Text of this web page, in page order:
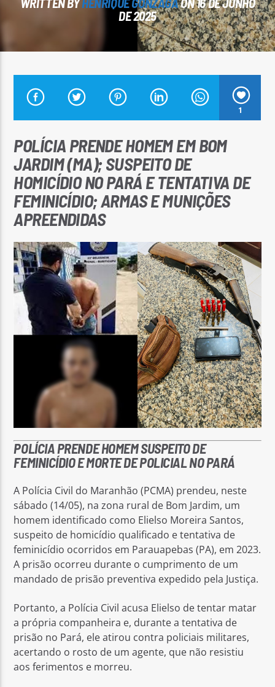
Arara Azul FM
DE 2025
1
POLÍCIA PRENDE HOMEM EM BOM
JARDIM (MA); SUSPEITO DE
HOMICÍDIO NO PARÁ E TENTATIVA DE
FEMINICÍDIO; ARMAS E MUNIÇÕES
APREENDIDAS
POLÍCIA PRENDE HOMEM SUSPEITO DE
FEMINICÍDIO E MORTE DE POLICIAL NO PARÁ
A Polícia Civil do Maranhão (PCMA) prendeu, neste
sábado (14/05), na zona rural de Bom Jardim, um
homem identificado como Elielso Moreira Santos,
suspeito de homicídio qualificado e tentativa de
feminicídio ocorridos em Parauapebas (PA), em 2023.
A prisão ocorreu durante o cumprimento de um
mandado de prisão preventiva expedido pela Justiça.
Portanto, a Polícia Civil acusa Elielso de tentar matar
a própria companheira e, durante a tentativa de
prisão no Pará, ele atirou contra policiais militares,
acertando o rosto de um agente, que não resistiu
aos ferimentos e morreu.